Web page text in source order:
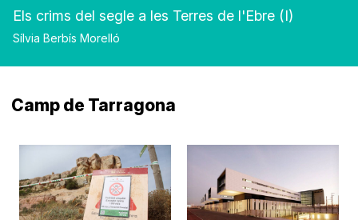
Els crims del segle a les Terres de l'Ebre (I)
Sílvia Berbís Morelló
Camp de Tarragona